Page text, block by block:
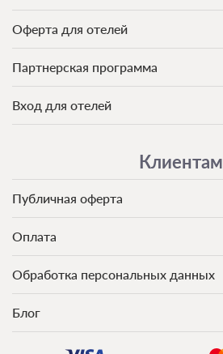
Оферта для отелей
Партнерская программа
Вход для отелей
Клиентам
Публичная оферта
Оплата
Обработка персональных данных
Блог